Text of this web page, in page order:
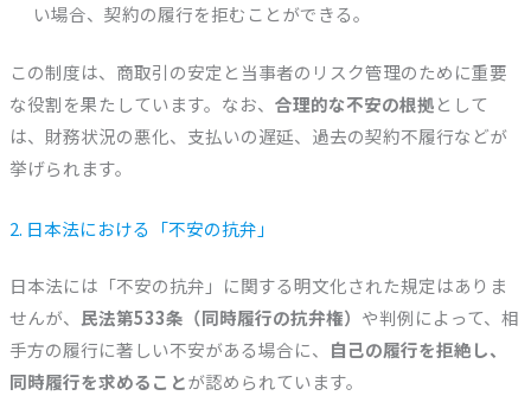
い場合、契約の履行を拒むことができる。
この制度は、商取引の安定と当事者のリスク管理のために重要
な役割を果たしています。なお、 合理的な不安の根拠として
は、財務状況の悪化、支払いの遅延、過去の契約不履行などが
挙げられます。
2. 日本法における「不安の抗弁」
日本法には「不安の抗弁」に関する明文化された規定はありま
せんが、 民法第533条（同時履行の抗弁権） や判例によって、相
手方の履行に著しい不安がある場合に、 自己の履行を拒絶し、
同時履行を求めることが認められています。